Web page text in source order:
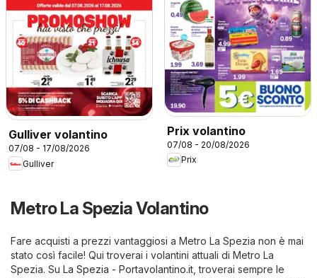
Gulliver volantino
07/08 - 17/08/2026
Gulliver
Prix volantino
07/08 - 20/08/2026
Prix
Metro La Spezia Volantino
Fare acquisti a prezzi vantaggiosi a Metro La Spezia non è mai
stato così facile! Qui troverai i volantini attuali di Metro La
Spezia. Su La Spezia - Portavolantino.it , troverai sempre le